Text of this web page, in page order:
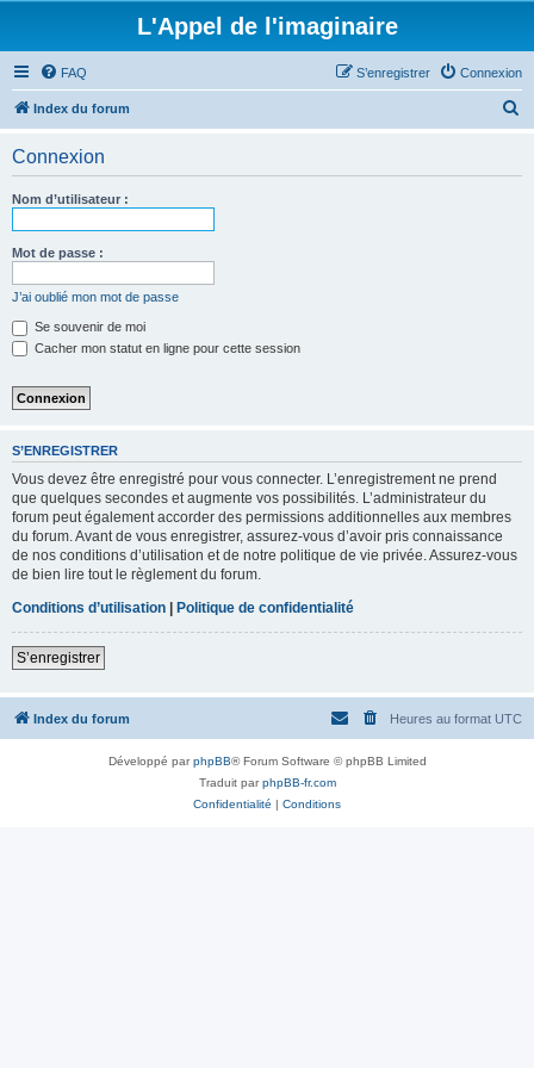
L'Appel de l'imaginaire
FAQ Connexion
S’enregistrer
Index du forum
Connexion
Nom d’utilisateur :
Mot de passe :
J’ai oublié mon mot de passe
Se souvenir de moi
Cacher mon statut en ligne pour cette session
S’ENREGISTRER
Vous devez être enregistré pour vous connecter. L’enregistrement ne prend
que quelques secondes et augmente vos possibilités. L’administrateur du
forum peut également accorder des permissions additionnelles aux membres
du forum. Avant de vous enregistrer, assurez-vous d’avoir pris connaissance
de nos conditions d’utilisation et de notre politique de vie privée. Assurez-vous
de bien lire tout le règlement du forum.
Conditions d’utilisation | Politique de confidentialité
S’enregistrer
Index du forum Heures au format UTC
Développé parphpBB® Forum Software © phpBB Limited
Traduit parphpBB-fr.com
Confidentialité | Conditions